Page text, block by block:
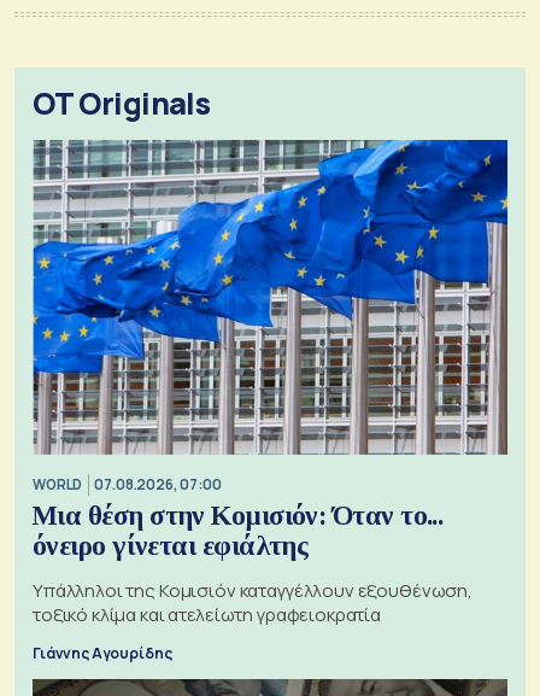
OT Originals
WORLD 07.08.2026, 07:00
Μια θέση στην Κομισιόν: Όταν το...
όνειρο γίνεται εφιάλτης
Υπάλληλοι της Κομισιόν καταγγέλλουν εξουθένωση,
τοξικό κλίμα και ατελείωτη γραφειοκρατία
Γιάννης Αγουρίδης